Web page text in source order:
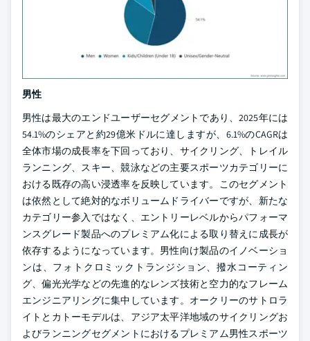
男性
男性は最大のエンドユーザーセグメントであり、2025年には
54.1%のシェアと約29億米ドルに達しますが、6.1%のCAGRは
全体市場の成長率を下回っており、サイクリング、トレイル
ランニング、スキー、競泳などの主要スポーツカテゴリーに
おける既存の高い浸透率を反映しています。このセグメント
は依然として絶対的なボリュームドライバーですが、新たな
カテゴリー参入ではなく、エントリーレベルからパフォーマ
ンスグレード製品へのプレミアム化による取り替えに成長が
依存するようになっています。男性向け製品のイノベーショ
ンは、フォトクロミックトランジション、撥水コーティン
グ、偏光光学などの先進的なレンズ技術と空力的なフレーム
エンジニアリングに集中しています。オークリーのサトロラ
イトとカトーモデルは、アジア太平洋地域のサイクリングお
よびランニングセグメントにおけるプレミアム男性スポーツ